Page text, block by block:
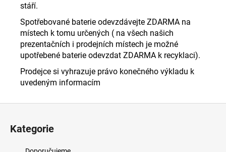
stáří.
Spotřebované baterie odevzdávejte ZDARMA na
místech k tomu určených ( na všech našich
prezentačních i prodejních místech je možné
upotřebené baterie odevzdat ZDARMA k recyklaci).
Prodejce si vyhrazuje právo konečného výkladu k
uvedeným informacím
Kategorie